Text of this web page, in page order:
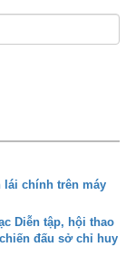
lái chính trên máy
Diễn tập, hội thao
đấu sở chỉ huy